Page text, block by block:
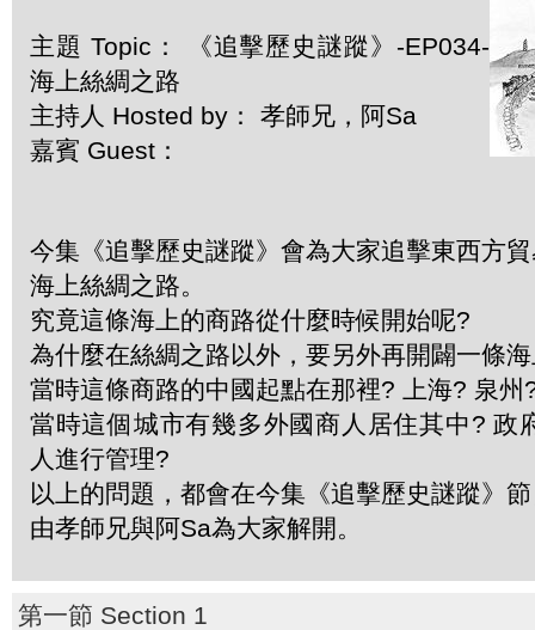
主題 Topic： 《追擊歷史謎蹤》-EP034-
海上絲綢之路
主持人 Hosted by： 孝師兄，阿Sa
嘉賓 Guest：
今集《追擊歷史謎蹤》會為大家追擊東西方
海上絲綢之路。
究竟這條海上的商路從什麼時候開始呢?
為什麼在絲綢之路以外，要另外再開闢一條
當時這條商路的中國起點在那裡? 上海? 泉州
當時這個城市有幾多外國商人居住其中? 政
人進行管理?
以上的問題，都會在今集《追擊歷史謎蹤》
由孝師兄與阿Sa為大家解開。
第一節 Section 1